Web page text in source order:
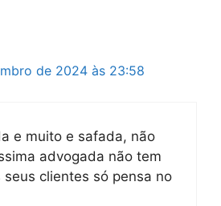
de 2024 às 23:58
e muito e safada, não
advogada não tem
seus clientes só pensa no